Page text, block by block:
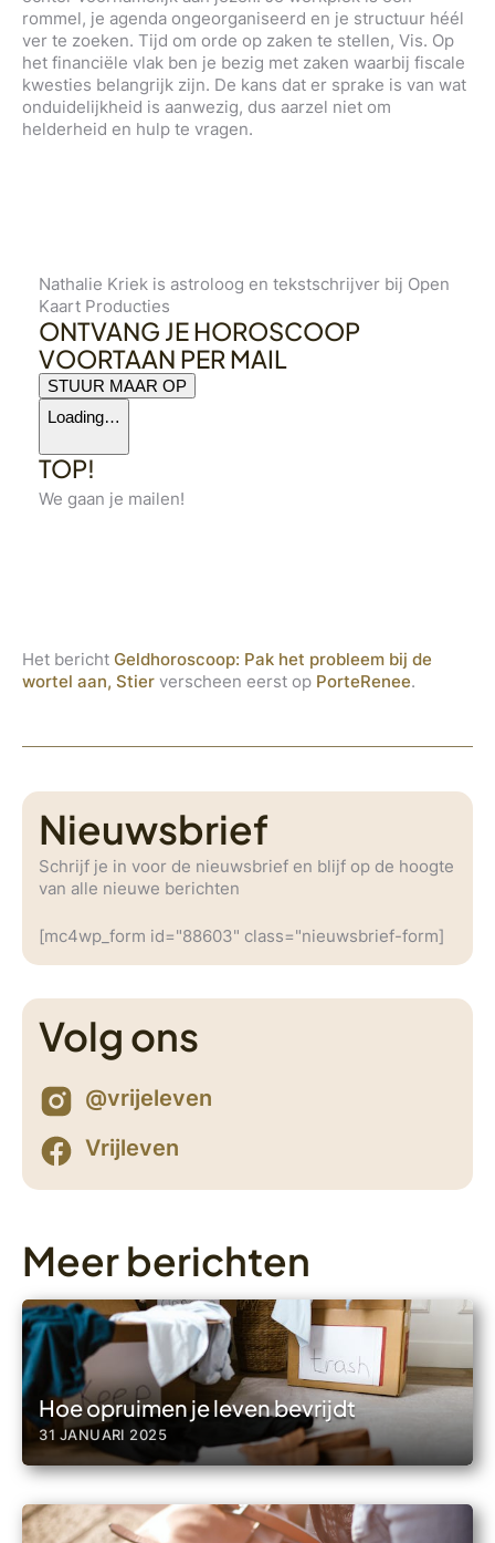
rommel, je agenda ongeorganiseerd en je structuur héél
ver te zoeken. Tijd om orde op zaken te stellen, Vis. Op
het financiële vlak ben je bezig met zaken waarbij fiscale
kwesties belangrijk zijn. De kans dat er sprake is van wat
onduidelijkheid is aanwezig, dus aarzel niet om
helderheid en hulp te vragen.
Nathalie Kriek is astroloog en tekstschrijver bij Open
Kaart Producties
ONTVANG JE HOROSCOOP
VOORTAAN PER MAIL
STUUR MAAR OP
Loading…
TOP!
We gaan je mailen!
Het bericht Geldhoroscoop: Pak het probleem bij de
wortel aan, Stier verscheen eerst op PorteRenee.
Nieuwsbrief
Schrijf je in voor de nieuwsbrief en blijf op de hoogte
van alle nieuwe berichten
[mc4wp_form id="88603" class="nieuwsbrief-form]
Volg ons
@vrijeleven
Vrijleven
Meer berichten
Hoe opruimen je leven bevrijdt
31 JANUARI 2025